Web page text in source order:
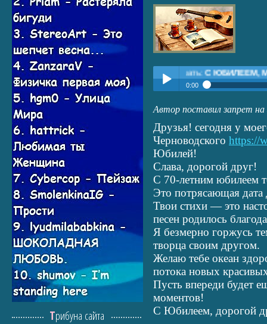
Play /
pause
Прослушать: С ЮБИЛЕЕМ, МОЙ ДРУГ
0:00
Автор поставил запрет на
Друзья! сегодня у
Черноводского https://
Юбилей!
Слава, дорогой друг!
С 70-летним юбилеем
Это потрясающая дата
Твои стихи — это
песен родилось
Я безмерно горжусь
творца своим другом.
Желаю тебе океан
потока новых
Пусть впереди будет
моментов!
С Юбилеем, дорогой
Трибуна сайта